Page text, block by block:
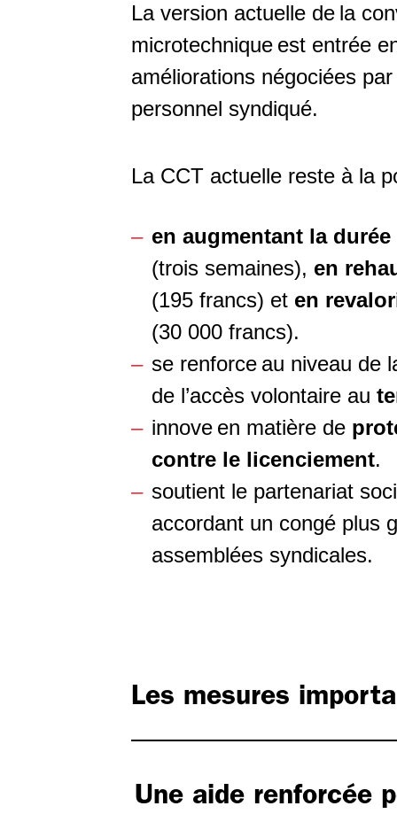
La version actuelle de la
microtechnique est entrée
améliorations négociées
personnel syndiqué.
La CCT actuelle reste à la
en augmentant la
(trois semaines), en
(195 francs) et en
(30 000 francs).
se renforce au niveau de
de l’accès volontaire au
innove en matière de
contre le licenciement.
soutient le partenariat
accordant un congé plus
assemblées syndicales.
Les mesures
Une aide renforcée